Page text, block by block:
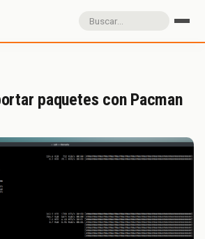
paquetes con Pacman